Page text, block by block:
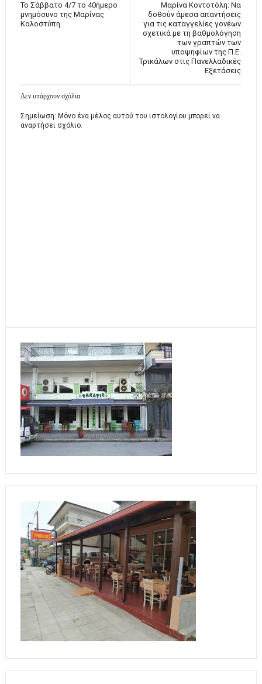
Μαρίνα Κοντοτόλη: Να
δοθούν άμεσα απαντήσεις
για τις καταγγελίες γονέων
σχετικά με τη βαθμολόγηση
των γραπτών των
υποψηφίων της Π.Ε.
Τρικάλων στις Πανελλαδικές
Εξετάσεις
Το Σάββατο 4/7 το 40ήμερο
μνημόσυνο της Μαρίνας
Καλοστύπη
Δεν υπάρχουν σχόλια
Σημείωση: Μόνο ένα μέλος αυτού του ιστολογίου μπορεί να
αναρτήσει σχόλιο.